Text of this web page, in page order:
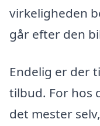
virkeligheden
går efter den
Endelig er der
tilbud. For hos
det mester